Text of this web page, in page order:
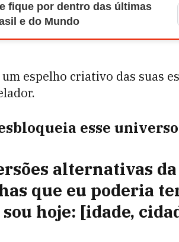
fique por dentro das últimas
e do Mundo
espelho criativo das suas
esse
alternativas
que eu poderia
hoje: [idade,